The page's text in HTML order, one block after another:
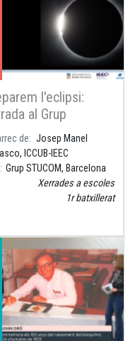
l'eclipsi:
al Grup
de
Josep Manel
ICCUB-IEEC
Grup STUCOM, Barcelona
Xerrades a escoles
1r batxillerat